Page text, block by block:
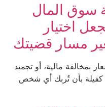
المال
تجعل اختيار
مسار قضيتك
مالية، أو تجميد
بأن تُربك أي شخص